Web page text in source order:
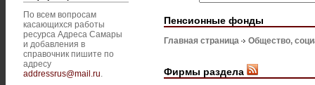
По всем вопросам
касающихся работы
ресурса Адреса Самары
и добавления в
справочник пишите по
адресу
addressrus@mail.ru.
Пенсионные фонды
Главная страница Общество,
Фирмы раздела